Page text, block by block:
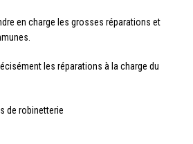
en charge les grosses réparations et
les réparations à la charge du
de robinetterie